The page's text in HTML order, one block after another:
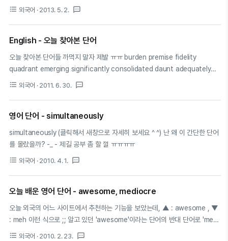
o 5: 고 o 6: 로쿠 o 7: 시치 o 8: 하치 o 9: 큐 o 10: 쥬 o 11 : 쥬이치 o 12 :
o 10: 지뿐 o 30분: 상쥬뿐, 항
format_list_bulleted 외국어 · 2013. 5. 2. textsms
English - 오늘 찾아본 단어
오늘 찾아본 단어들 까먹지 말자 제발 ㅠㅠ burden premise fidelity
quadrant emerging significantly consolidated daunt adequately
surest adequate pose : 괴롭히다, 쩔쩔매게 하다
format_list_bulleted 외국어 · 2011. 6. 30. textsms
영어 단어 - simultaneously
simultaneously (클릭해서 새창으로 자세히 보세요 ^ ^) 난 왜 이 간단한 단어
를 몰랐을까? -_ - 제길 공부 좀 할 껄 ㅠㅠㅠㅠ
format_list_bulleted 외국어 · 2010. 4. 1. textsms
오늘 배운 영어 단어 - awesome, mediocre
오늘 외국의 어느 사이트에서 추천하는 기능을 보았는데, ▲ : awesome , ▼
: meh 이런 식으로 ;; 알고 있던 'awesome'이라는 단어의 반대 단어로 'meh'
라고 써 있더군요. 'meh'라는 단어가 궁금해서 사전을 찾아보니 'meh'는
format_list_bulleted 외국어 · 2010. 2. 23. textsms